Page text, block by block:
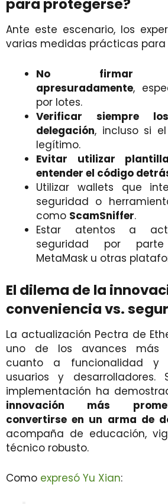
para protegerse?
Ante este escenario, los
varias medidas prácticas para
No firmar
apresuradamente,
por lotes.
Verificar siempre
delegación, incluso si
legítimo.
Evitar utilizar
entender el código
Utilizar wallets que
seguridad o
como ScamSniffer.
Estar atentos a
seguridad por
MetaMask u otras
El dilema de la
conveniencia vs.
La actualización Pectra de
uno de los avances más
cuanto a funcionalidad y
usuarios y desarrolladores.
implementación ha
innovación más
convertirse en un arma de
acompaña de educación,
técnico robusto.
Como expresó Yu Xian: